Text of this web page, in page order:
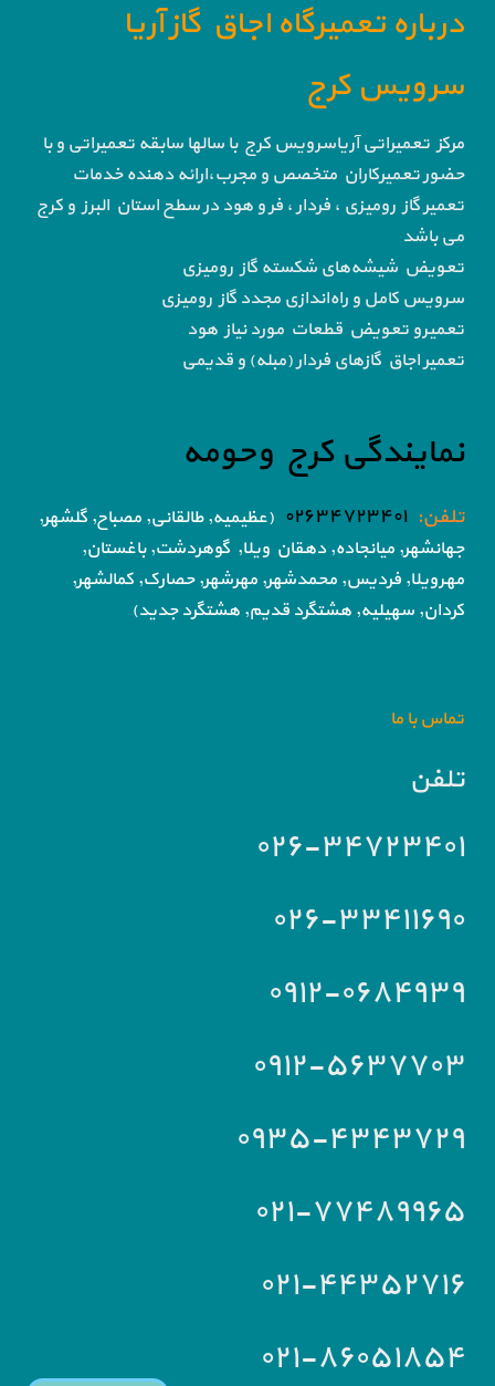
درباره تعمیرگاه اجاق گاز آریا
سرویس کرج
مرکز تعمیراتی آریاسرویس کرج با سالها سابقه تعمیراتی و با
حضور تعمیرکاران متخصص و مجرب،ارائه دهنده خدمات
تعمیر گاز رومیزی ، فردار ، فر و هود در سطح استان البرز و کرج
می باشد
تعویض شیشه‌های شکسته گاز رومیزی
سرویس کامل و راه‌اندازی مجدد گاز رومیزی
تعمیرو تعویض قطعات مورد نیاز هود
تعمیر اجاق گاز‌های فردار (مبله) و قدیمی
نمایندگی کرج وحومه
تلفن: ۰۲۶۳۴۷۲۳۴۰۱
(عظیمیه, طالقانی, مصباح, گلشهر,
جهانشهر, میانجاده, دهقان ویلا, گوهردشت, باغستان,
مهرویلا, فردیس, محمدشهر, مهرشهر, حصارک, کمالشهر,
کردان, سهیلیه, هشتگرد قدیم, هشتگرد جدید)
تماس با ما
تلفن
۰۲۶-۳۴۷۲۳۴۰۱
۰۲۶-۳۳۴۱۱۶۹۰
۰۹۱۲-۰۶۸۴۹۳۹
۰۹۱۲-۵۶۳۷۷۰۳
۰۹۳۵-۴۳۴۳۷۲۹
۰۲۱-۷۷۴۸۹۹۶۵
۰۲۱-۴۴۳۵۲۷۱۶
۰۲۱-۸۶۰۵۱۸۵۴